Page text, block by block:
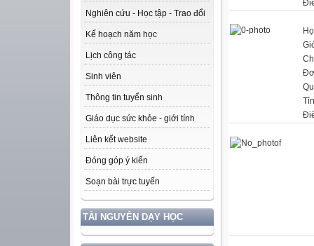
Nghiên cứu - Học tập - Trao đổi
Kế hoạch năm học
Lịch công tác
Sinh viên
Thông tin tuyển sinh
Giáo dục sức khỏe - giới tính
Liên kết website
Đóng góp ý kiến
Soạn bài trực tuyến
TÀI NGUYÊN DẠY HỌC